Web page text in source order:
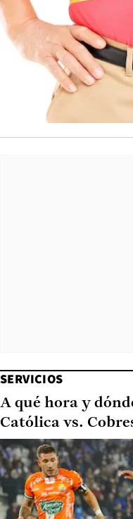
SERVICIOS
A qué hora y
Católica vs.